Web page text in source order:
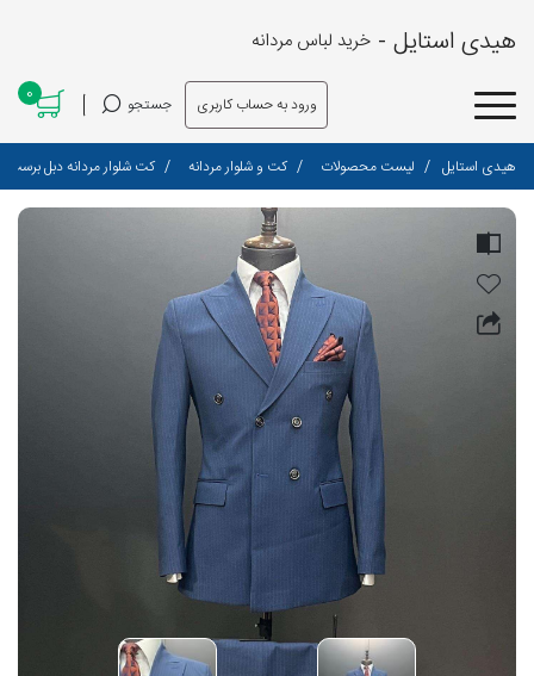
هیدی استایل - خرید لباس مردانه
ورود به حساب کاربری جستجو 0
هیدی استایل لیست محصولات کت و شلوار مردانه کت شلوار مردانه دبل برست